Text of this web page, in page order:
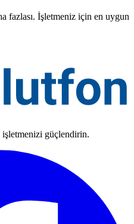
fazlası. İşletmeniz için en uygun
güçlendirin.